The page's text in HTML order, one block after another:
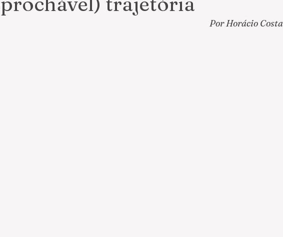
Por Horácio Costa